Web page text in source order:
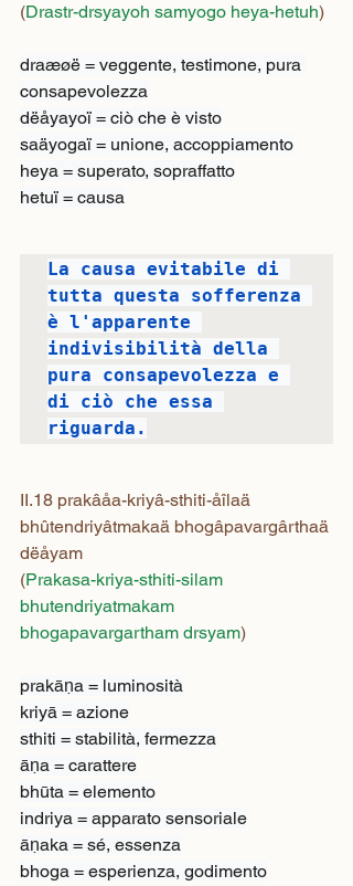
(Drastr-drsyayoh samyogo heya-hetuh)
draæøë = veggente, testimone, pura
consapevolezza
dëåyayoï = ciò che è visto
saäyogaï = unione, accoppiamento
heya = superato, sopraffatto
hetuï = causa
La causa evitabile di
tutta questa sofferenza
è l'apparente
indivisibilità della
pura consapevolezza e
di ciò che essa
riguarda.
II.18 prakâåa-kriyâ-sthiti-åîlaä
bhûtendriyâtmakaä bhogâpavargârthaä
dëåyam
(Prakasa-kriya-sthiti-silam
bhutendriyatmakam
bhogapavargartham drsyam)
prakāṇa = luminosità
kriyā = azione
sthiti = stabilità, fermezza
āṇa = carattere
bhūta = elemento
indriya = apparato sensoriale
āṇaka = sé, essenza
bhoga = esperienza, godimento